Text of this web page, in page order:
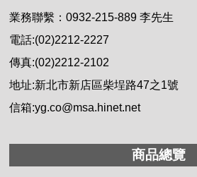
業務聯繫：0932-215-889 李先生
電話:(02)2212-2227
傳真:(02)2212-2102
地址:新北市新店區柴埕路47之1號
信箱:yg.co@msa.hinet.net
商品總覽